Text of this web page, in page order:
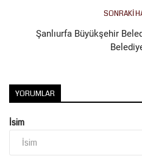
SONRAKI
Şanlıurfa Büyükşehir
YORUMLAR
İsim